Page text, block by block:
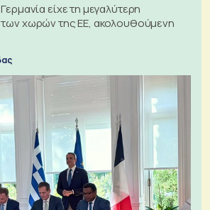
είχε τη μεγαλύτερη
των χωρών της ΕΕ, ακολουθούμενη